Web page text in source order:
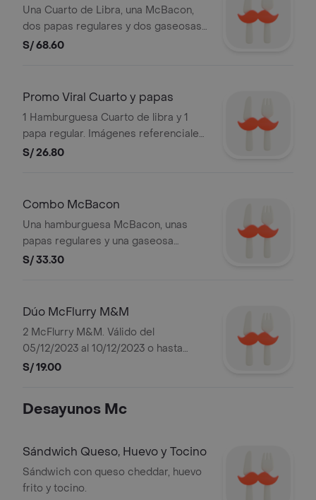
Una Cuarto de Libra, una McBacon,
dos papas regulares y dos gaseosas
medianas. Válido este mes. Stock:
S/ 68.60
Promo Viral Cuarto y papas
1 Hamburguesa Cuarto de libra y 1
papa regular. Imágenes referenciales.
Stock: 3,000 unds. Válido hoy.
S/ 26.80
Combo McBacon
Una hamburguesa McBacon, unas
papas regulares y una gaseosa
mediana. Válido durante el mes.
S/ 33.30
Dúo McFlurry M&M
2 McFlurry M&M. Válido del
05/12/2023 al 10/12/2023 o hasta
agotar stock de 3000 unidades.
S/ 19.00
Desayunos Mc
Sándwich Queso, Huevo y Tocino
Sándwich con queso cheddar, huevo
frito y tocino.